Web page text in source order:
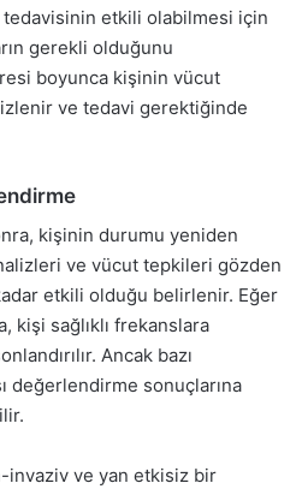
tedavisinin etkili olabilmesi için
gerekli olduğunu
boyunca kişinin vücut
ve tedavi gerektiğinde
kişinin durumu yeniden
ve vücut tepkileri gözden
etkili olduğu belirlenir. Eğer
kişi sağlıklı frekanslara
Ancak bazı
değerlendirme sonuçlarına
invaziv ve yan etkisiz bir